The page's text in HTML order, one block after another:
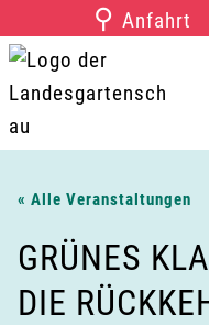
Inhalt
springen
⚲ Anfahrt
« Alle Veranstaltungen
GRÜNES
DIE